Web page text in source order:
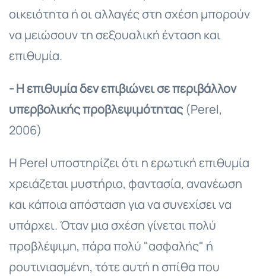
οικειότητα ή οι αλλαγές στη σχέση μπορούν
να μειώσουν τη σεξουαλική ένταση και
επιθυμία.
- Η επιθυμία δεν επιβιώνει σε περιβάλλον
υπερβολικής προβλεψιμότητας(Perel,
2006)
Η Perel υποστηρίζει ότι η ερωτική επιθυμία
χρειάζεται μυστήριο, φαντασία, ανανέωση
και κάποια απόσταση για να συνεχίσει να
υπάρχει. Όταν μια σχέση γίνεται πολύ
προβλέψιμη, πάρα πολύ "ασφαλής" ή
ρουτινιασμένη, τότε αυτή η σπίθα που